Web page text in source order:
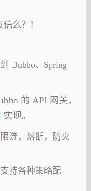
么？！
Dubbo、Spring
的 API 网关，
实现。
流，熔断，防火
持各种策略配